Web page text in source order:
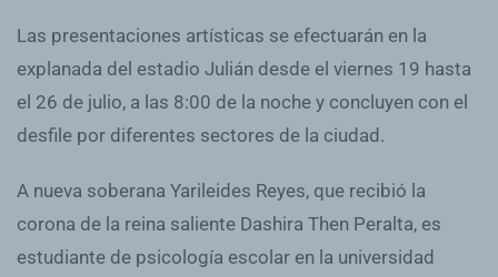
Las presentaciones artísticas se efectuarán en la
explanada del estadio Julián desde el viernes 19 hasta
el 26 de julio, a las 8:00 de la noche y concluyen con el
desfile por diferentes sectores de la ciudad.
A nueva soberana Yarileides Reyes, que recibió la
corona de la reina saliente Dashira Then Peralta, es
estudiante de psicología escolar en la universidad